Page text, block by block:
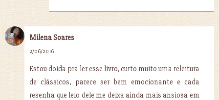
Milena Soares
2/06/2016
Estou doida pra ler esse livro, curto muito uma releitura
de clássicos, parece ser bem emocionante e cada
resenha que leio dele me deixa ainda mais ansiosa em